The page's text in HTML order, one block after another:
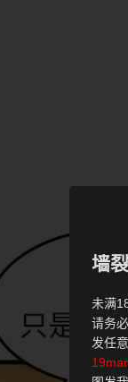
墙
未满
请务
发任